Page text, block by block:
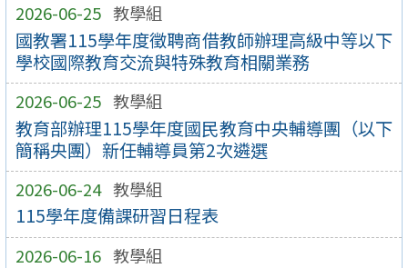
2026-06-25 教學組
國教署115學年度徵聘商借教師辦理高級中等以下
學校國際教育交流與特殊教育相關業務
2026-06-25 教學組
教育部辦理115學年度國民教育中央輔導團（以下
簡稱央團）新任輔導員第2次遴選
2026-06-24 教學組
115學年度備課研習日程表
2026-06-16 教學組